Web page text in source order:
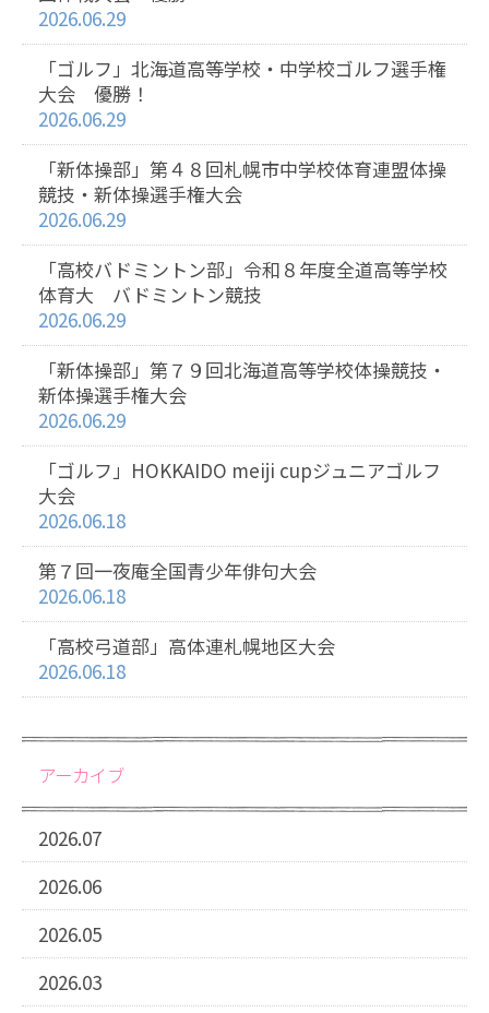
2026.06.29
「ゴルフ」北海道高等学校・中学校ゴルフ選手権
大会 優勝！
2026.06.29
「新体操部」第４８回札幌市中学校体育連盟体操
競技・新体操選手権大会
2026.06.29
「高校バドミントン部」令和８年度全道高等学校
体育大 バドミントン競技
2026.06.29
「新体操部」第７９回北海道高等学校体操競技・
新体操選手権大会
2026.06.29
「ゴルフ」HOKKAIDO meiji cupジュニアゴルフ
大会
2026.06.18
第７回一夜庵全国青少年俳句大会
2026.06.18
「高校弓道部」高体連札幌地区大会
2026.06.18
アーカイブ
2026.07
2026.06
2026.05
2026.03